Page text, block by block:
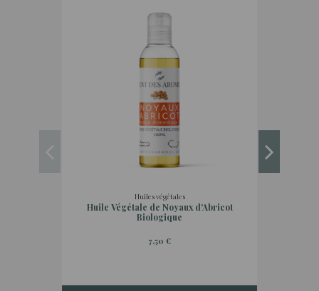
Huiles végétales
Huile Végétale de Noyaux d'Abricot
Biologique
7,50 €